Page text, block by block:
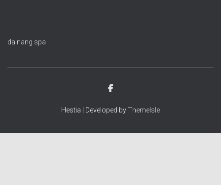
da nang spa
Hestia | Developed byThemeIsle